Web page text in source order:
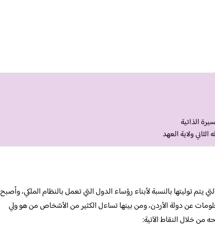
الذاتية
ولاية العهد
توليتها بالنسبة لأبناء رؤساء الدول التي تعمل بالنظام الملكي، وأصبح
عن دولة الأردن، ومن بينها تساءل الكثير من الأشخاص من هو ولي
خلال النقاط الآتية: